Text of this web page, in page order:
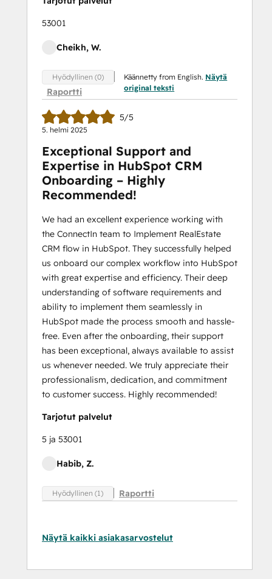
53001
Cheikh, W.
Hyödyllinen (0)
Raportti
Käännetty from English. Näytä
original teksti
5/5
5. helmi 2025
Exceptional Support and
Expertise in HubSpot CRM
Onboarding – Highly
Recommended!
We had an excellent experience working with
the ConnectIn team to Implement RealEstate
CRM flow in HubSpot. They successfully helped
us onboard our complex workflow into HubSpot
with great expertise and efficiency. Their deep
understanding of software requirements and
ability to implement them seamlessly in
HubSpot made the process smooth and hassle-
free. Even after the onboarding, their support
has been exceptional, always available to assist
us whenever needed. We truly appreciate their
professionalism, dedication, and commitment
to customer success. Highly recommended!
Tarjotut palvelut
5 ja 53001
Habib, Z.
Hyödyllinen (1) Raportti
Näytä kaikki asiakasarvostelut